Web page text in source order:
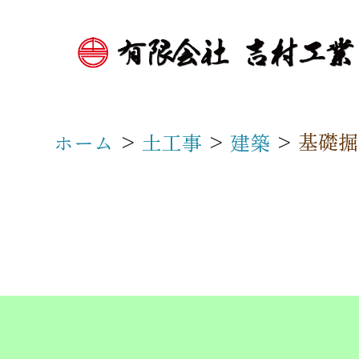
ホーム > 土工事 > 建築 > 基礎